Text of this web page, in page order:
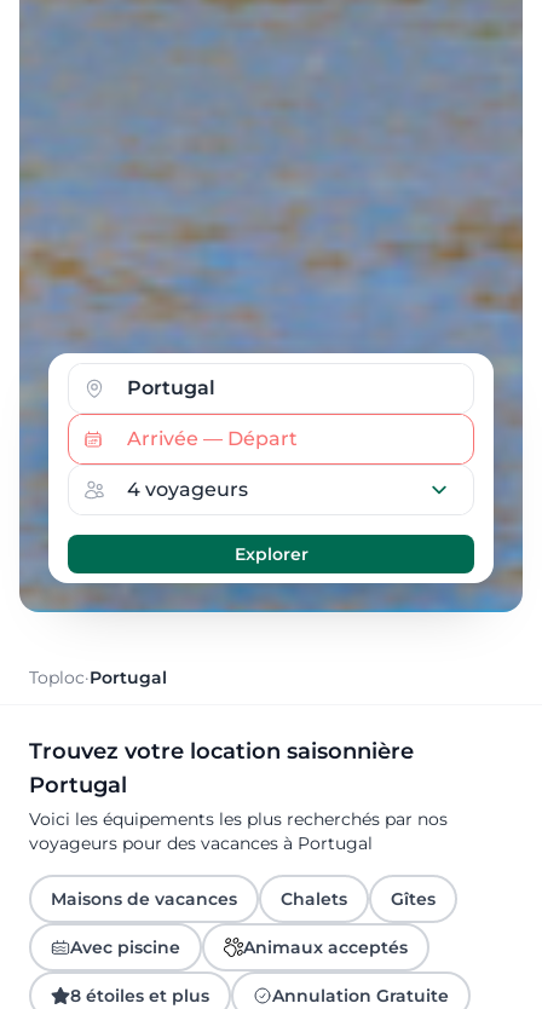
Toploc·Portugal
Trouvez votre location saisonnière
Portugal
Voici les équipements les plus recherchés par nos
voyageurs pour des vacances à Portugal
Maisons de vacances Chalets Gîtes
Avec piscine Animaux acceptés
8 étoiles et plus Annulation Gratuite